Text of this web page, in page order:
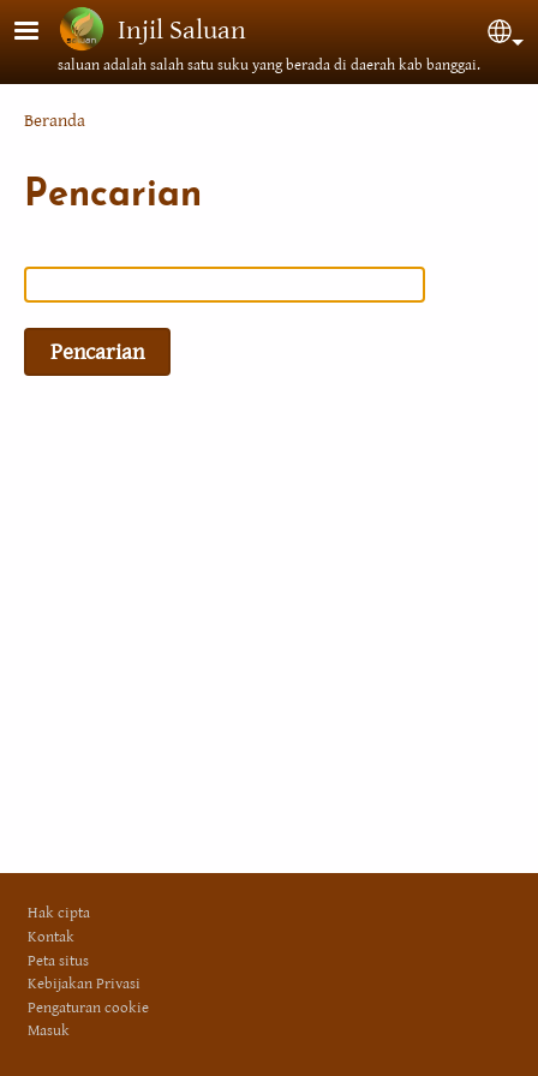
Lompat ke isi utamaInjil Saluan
saluan adalah salah satu suku yang berada di daerah kab banggai.
Breadcrumb
Beranda
Pencarian
Hak cipta
Kontak
Peta situs
Kebijakan Privasi
Pengaturan cookie
Masuk